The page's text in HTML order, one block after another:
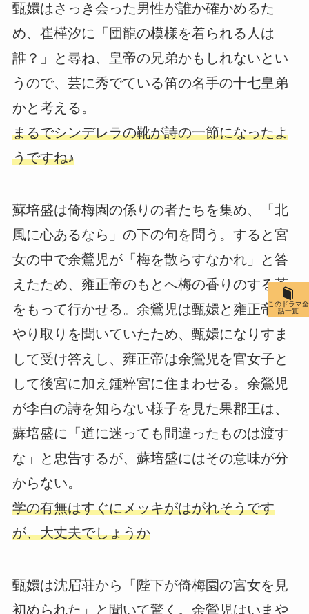
甄嬛はさっき会った男性が誰か確かめるた
め、崔槿汐に「団龍の模様を着られる人は
誰？」と尋ね、皇帝の兄弟かもしれないとい
うので、芸に秀でている笛の名手の十七皇弟
かと考える。
まるでシンデレラの靴が詩の一節になったよ
うですね♪
蘇培盛は倚梅園の係りの者たちを集め、「北
風に心あるなら」の下の句を問う。すると宮
女の中で余鶯児が「梅を散らすなかれ」と答
えたため、雍正帝のもとへ梅の香りのする茶
をもって行かせる。余鶯児は甄嬛と雍正帝の
やり取りを聞いていたため、甄嬛になりすま
して受け答えし、雍正帝は余鶯児を官女子と
して後宮に加え鍾粹宮に住まわせる。余鶯児
が李白の詩を知らない様子を見た果郡王は、
蘇培盛に「道に迷っても間違ったものは渡す
な」と忠告するが、蘇培盛にはその意味が分
からない。
学の有無はすぐにメッキがはがれそうです
が、大丈夫でしょうか
甄嬛は沈眉荘から「陛下が倚梅園の宮女を見
初められた」と聞いて驚く。余鶯児はいまや
このドラマ全
話一覧